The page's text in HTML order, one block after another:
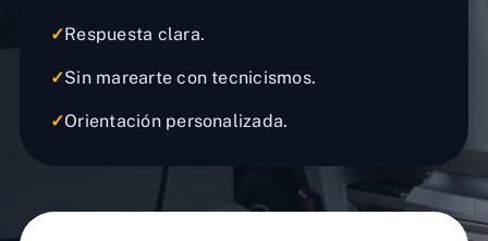
✓Respuesta clara.
✓Sin marearte con tecnicismos.
✓Orientación personalizada.